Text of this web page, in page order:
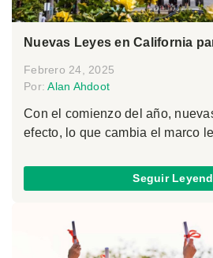
Nuevas Leyes en California
Febrero 24, 2025
Por:Alan Ahdoot
Con el comienzo del año,
efecto, lo que cambia el marco
Seguir